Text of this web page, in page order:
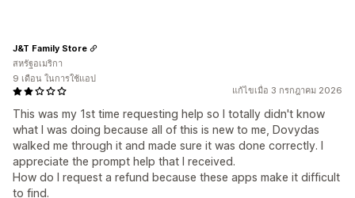
แก้ไขเมื่อ 3 กรกฎาคม 2026
This was my 1st time requesting help so I totally didn't know
what I was doing because all of this is new to me, Dovydas
walked me through it and made sure it was done correctly. I
appreciate the prompt help that I received.
How do I request a refund because these apps make it difficult
to find.
J&T Family Store
สหรัฐอเมริกา
9 เดือน ในการใช้แอป